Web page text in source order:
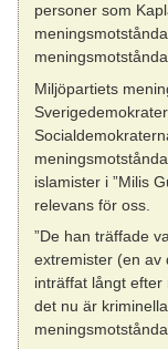
personer som
Miljöpartiets
islamister i ”Milis
relevans för oss.
”De han träffade
extremister (en av
inträffat långt
det nu är